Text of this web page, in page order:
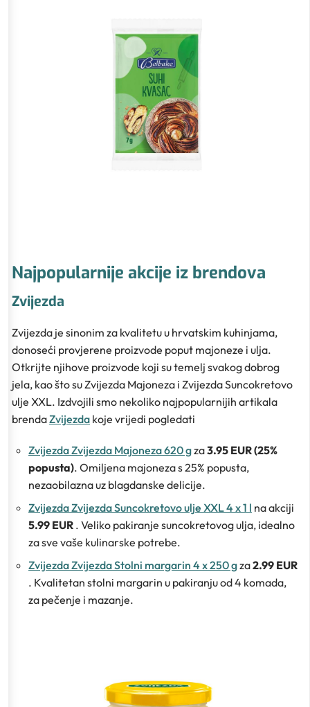
Najpopularnije akcije iz brendova
Zvijezda
Zvijezda je sinonim za kvalitetu u hrvatskim kuhinjama,
donoseći provjerene proizvode poput majoneze i ulja.
Otkrijte njihove proizvode koji su temelj svakog dobrog
jela, kao što su Zvijezda Majoneza i Zvijezda Suncokretovo
ulje XXL. Izdvojili smo nekoliko najpopularnijih artikala
brendaZvijezda koje vrijedi pogledati
Zvijezda Zvijezda Majoneza 620 gza3.95 EUR (25%
popusta). Omiljena majoneza s 25% popusta,
nezaobilazna uz blagdanske delicije.
Zvijezda Zvijezda Suncokretovo ulje XXL 4 x 1 l na akciji
5.99 EUR . Veliko pakiranje suncokretovog ulja, idealno
za sve vaše kulinarske potrebe.
Zvijezda Zvijezda Stolni margarin 4 x 250 gza2.99 EUR
. Kvalitetan stolni margarin u pakiranju od 4 komada,
za pečenje i mazanje.